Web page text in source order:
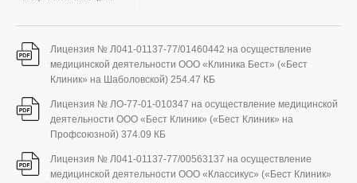
Лицензия № Л041-01137-77/01460442 на осуществление
медицинской деятельности ООО «Клиника Бест» («Бест
Клиник» на Шаболовской) 254.47 КБ
Лицензия № ЛО-77-01-010347 на осуществление медицинской
деятельности ООО «Бест Клиник» («Бест Клиник» на
Профсоюзной) 374.09 КБ
Лицензия № Л041-01137-77/00563137 на осуществление
медицинской деятельности ООО «Классикус» («Бест Клиник»